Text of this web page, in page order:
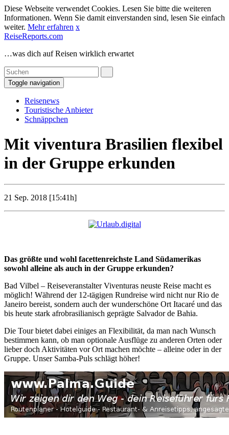
Diese Webseite verwendet Cookies. Lesen Sie bitte die weiteren
Informationen. Wenn Sie damit einverstanden sind, lesen Sie einfach
weiter. Mehr erfahren x
ReiseReports.com
…was dich auf Reisen wirklich erwartet
Toggle navigation
Reisenews
Touristische Anbieter
Schnäppchen
Mit viventura Brasilien flexibel
in der Gruppe erkunden
21 Sep. 2018 [15:41h]
Das größte und wohl facettenreichste Land Südamerikas
sowohl alleine als auch in der Gruppe erkunden?
Bad Vilbel – Reiseveranstalter Viventuras neuste Reise macht es
möglich! Während der 12-tägigen Rundreise wird nicht nur Rio de
Janeiro bereist, sondern auch der wunderschöne Ort Itacaré und das
bis heute stark afrobrasilianisch geprägte Salvador de Bahia.
Die Tour bietet dabei einiges an Flexibilität, da man nach Wunsch
bestimmen kann, ob man optionale Ausflüge zu anderen Orten oder
lieber doch Aktivitäten vor Ort machen möchte – alleine oder in der
Gruppe. Unser Samba-Puls schlägt höher!